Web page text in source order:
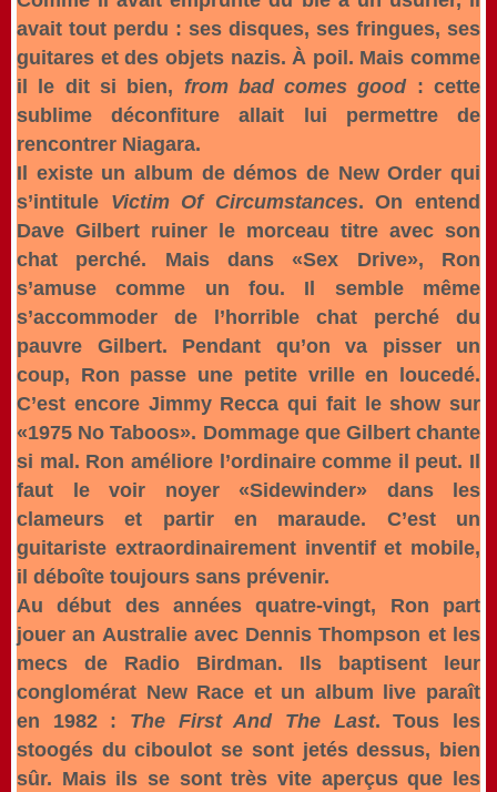
avait tout perdu : ses disques, ses fringues, ses
guitares et des objets nazis. À poil. Mais comme
il le dit si bien, from bad comes good: cette
sublime déconfiture allait lui permettre de
rencontrer Niagara.
Il existe un album de démos de New Order qui
s’intitule Victim Of Circumstances. On entend
Dave Gilbert ruiner le morceau titre avec son
chat perché. Mais dans «Sex Drive», Ron
s’amuse comme un fou. Il semble même
s’accommoder de l’horrible chat perché du
pauvre Gilbert. Pendant qu’on va pisser un
coup, Ron passe une petite vrille en loucedé.
C’est encore Jimmy Recca qui fait le show sur
«1975 No Taboos». Dommage que Gilbert chante
si mal. Ron améliore l’ordinaire comme il peut. Il
faut le voir noyer «Sidewinder» dans les
clameurs et partir en maraude. C’est un
guitariste extraordinairement inventif et mobile,
il déboîte toujours sans prévenir.
Au début des années quatre-vingt, Ron part
jouer an Australie avec Dennis Thompson et les
mecs de Radio Birdman. Ils baptisent leur
conglomérat New Race et un album live paraît
en 1982 : The First And The Last. Tous les
stoogés du ciboulot se sont jetés dessus, bien
sûr. Mais ils se sont très vite aperçus que les